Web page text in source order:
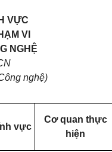
VỰC
VI
NGHỆ
nghệ)
vực
Cơ quan thực
hiện